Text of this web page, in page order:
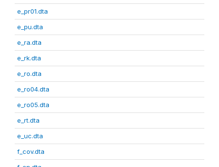
e_pr01.dta
e_pu.dta
e_ra.dta
e_rk.dta
e_ro.dta
e_ro04.dta
e_ro05.dta
e_rt.dta
e_uc.dta
f_cov.dta